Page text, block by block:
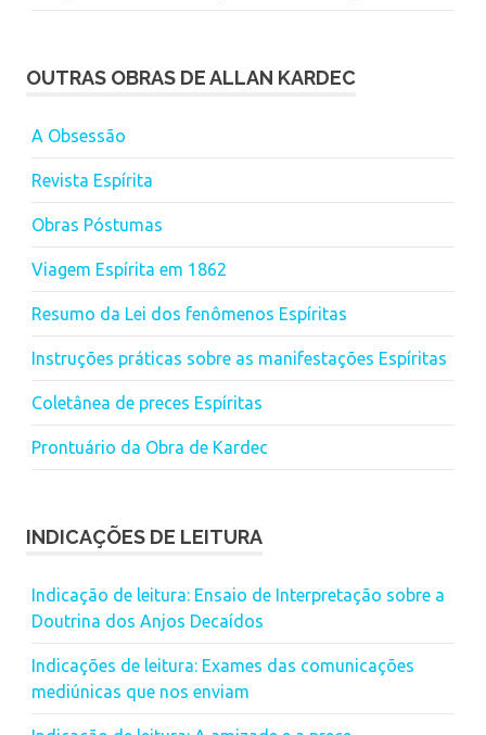
OUTRAS OBRAS DE ALLAN KARDEC
A Obsessão
Revista Espírita
Obras Póstumas
Viagem Espírita em 1862
Resumo da Lei dos fenômenos Espíritas
Instruções práticas sobre as manifestações Espíritas
Coletânea de preces Espíritas
Prontuário da Obra de Kardec
INDICAÇÕES DE LEITURA
Indicação de leitura: Ensaio de Interpretação sobre a
Doutrina dos Anjos Decaídos
Indicações de leitura: Exames das comunicações
mediúnicas que nos enviam